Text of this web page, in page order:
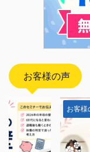
お客様の声
FP向け